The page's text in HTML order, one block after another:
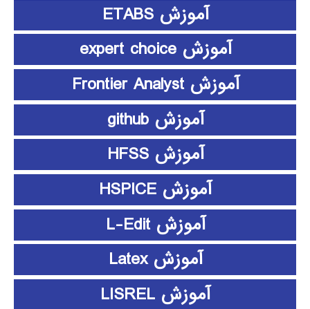
آموزش ETABS
آموزش expert choice
آموزش Frontier Analyst
آموزش github
آموزش HFSS
آموزش HSPICE
آموزش L-Edit
آموزش Latex
آموزش LISREL